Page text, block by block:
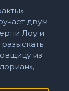
двум
Лоу и
из